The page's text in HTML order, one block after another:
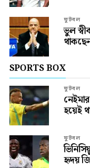
ফুটবল
ভুল
SPORTS BOX
ফুটবল
হয়েই
ফুটবল
হৃদয়